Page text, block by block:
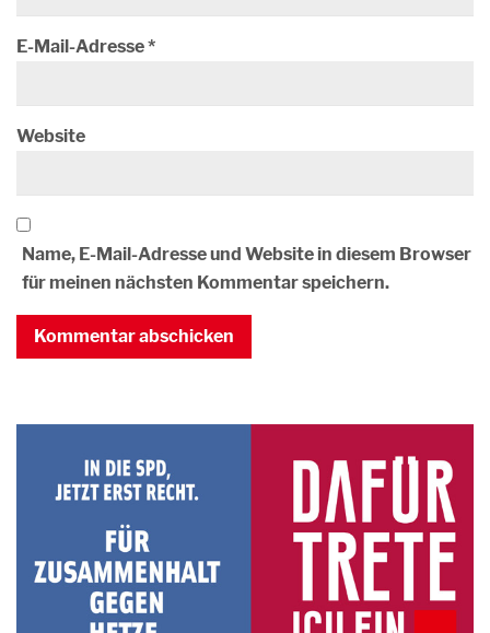
E-Mail-Adresse*
Website
Name, E-Mail-Adresse und Website in diesem Browser
für meinen nächsten Kommentar speichern.